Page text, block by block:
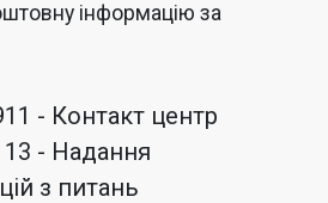
інформацію за
- Контакт центр
13 - Надання
з питань